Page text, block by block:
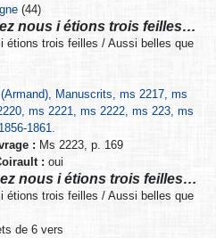
(44)
nous i étions trois feilles…
étions trois feilles / Aussi belles que
Manuscrits, ms 2217, ms
ms 2221, ms 2222, ms 223, ms
1861.
: Ms 2223, p. 169
: oui
nous i étions trois feilles…
étions trois feilles / Aussi belles que
de 6 vers